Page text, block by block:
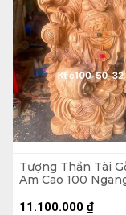
Tượng Thần Tài
Am Cao 100
11.100.000 ₫